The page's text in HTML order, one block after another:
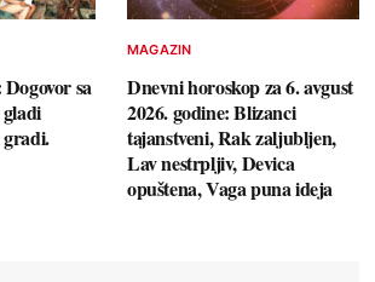
sa
MAGAZIN
Dnevni horoskop za 6. avgust
2026. godine: Blizanci
tajanstveni, Rak zaljubljen,
Lav nestrpljiv, Devica
opuštena, Vaga puna ideja